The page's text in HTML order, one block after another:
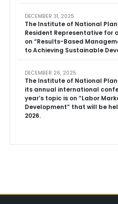
The Institute of National
Resident Representative for
on “Results-Based
to Achieving Sustainable
DECEMBER 31, 2025
The Institute of National
its annual international
year’s topic is on “Labor
Development” that will be
2026.
DECEMBER 26, 2025